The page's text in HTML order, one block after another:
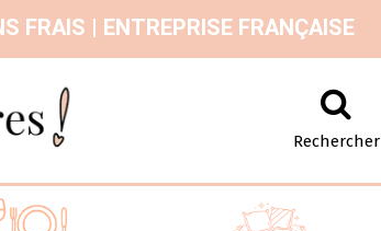
FRAIS | ENTREPRISE FRANÇAISE
Rechercher